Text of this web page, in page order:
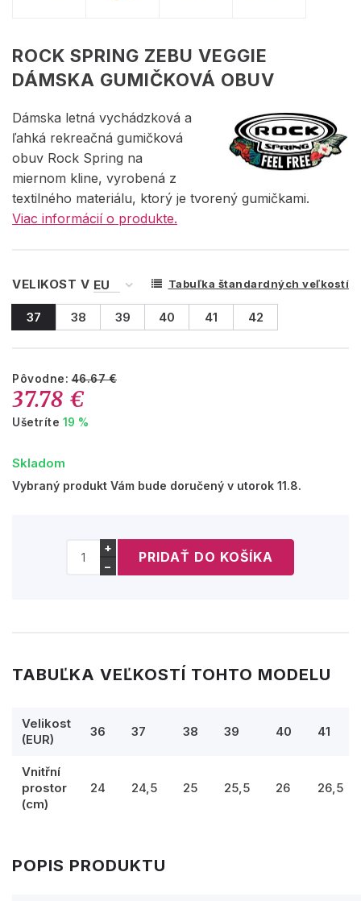
ROCK SPRING ZEBU VEGGIE
DÁMSKA GUMIČKOVÁ OBUV
Dámska letná vychádzková a
ľahká rekreačná gumičková
obuv Rock Spring na
miernom kline, vyrobená z
textilného materiálu, ktorý je tvorený gumičkami.
Viac informácií o produkte.
VELIKOST V Tabuľka štandardných veľkostí
37 38 39 40 41 42
Pôvodne:46.67 €
37.78 €
Ušetríte 19 %
Skladom
Vybraný produkt Vám bude doručený v utorok 11.8.
+
−
TABUĽKA VEĽKOSTÍ TOHTO MODELU
Velikost
(EUR)
36 37 38 39 40 41
Vnitřní
prostor
(cm)
24 24,5 25 25,5 26 26,5
POPIS PRODUKTU